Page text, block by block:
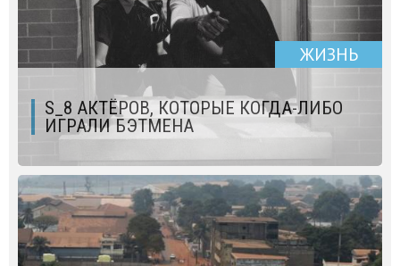
ЖИЗНЬ
S_8 АКТЁРОВ, КОТОРЫЕ КОГДА-ЛИБО
ИГРАЛИ БЭТМЕНА